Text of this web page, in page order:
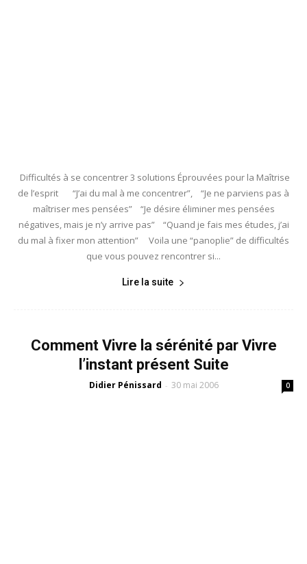
Difficultés à se concentrer 3 solutions Éprouvées pour la Maîtrise
de l’esprit “J’ai du mal à me concentrer”, “Je ne parviens pas à
maîtriser mes pensées” “Je désire éliminer mes pensées
négatives, mais je n’y arrive pas” “Quand je fais mes études, j’ai
du mal à fixer mon attention” Voila une “panoplie” de difficultés
que vous pouvez rencontrer si...
Lire la suite
Comment Vivre la sérénité par Vivre
l’instant présent Suite
Didier Pénissard - 30 mai 2006 0